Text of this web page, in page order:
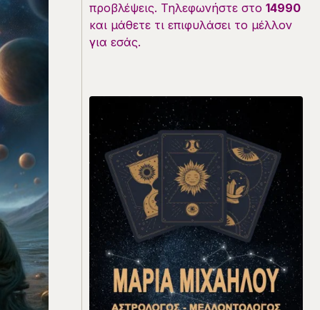
προβλέψεις. Τηλεφωνήστε στο 14990
και μάθετε τι επιφυλάσει το μέλλον
για εσάς.